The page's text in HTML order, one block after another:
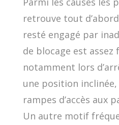
retrouve tout
resté engagé par
de blocage est assez
notamment lors
une position
rampes d’accès aux
Un autre motif